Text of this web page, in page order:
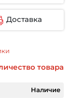
Доставка
товара
Наличие